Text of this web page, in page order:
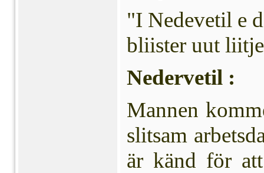
"I Nedevetil e
bliister uut
Nedervetil :
Mannen
slitsam
är känd för